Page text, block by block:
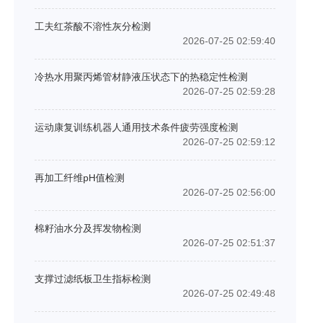
工夫红茶酸不溶性灰分检测
2026-07-25 02:59:40
冷热水用聚丙烯管材静液压状态下的热稳定性检测
2026-07-25 02:59:28
运动康复训练机器人通用技术条件疲劳强度检测
2026-07-25 02:59:12
再加工纤维pH值检测
2026-07-25 02:56:00
棉籽油水分及挥发物检测
2026-07-25 02:51:37
支撑过滤纸板卫生指标检测
2026-07-25 02:49:48